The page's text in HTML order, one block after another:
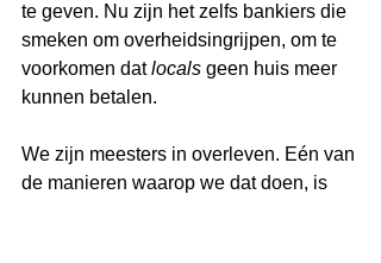
te geven. Nu zijn het zelfs bankiers die
smeken om overheidsingrijpen, om te
voorkomen dat locals geen huis meer
kunnen betalen.
We zijn meesters in overleven. Eén van
de manieren waarop we dat doen, is